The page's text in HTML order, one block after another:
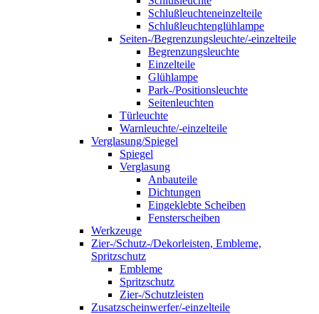
Schlußleuchteneinzelteile
Schlußleuchtenglühlampe
Seiten-/Begrenzungsleuchte/-einzelteile
Begrenzungsleuchte
Einzelteile
Glühlampe
Park-/Positionsleuchte
Seitenleuchten
Türleuchte
Warnleuchte/-einzelteile
Verglasung/Spiegel
Spiegel
Verglasung
Anbauteile
Dichtungen
Eingeklebte Scheiben
Fensterscheiben
Werkzeuge
Zier-/Schutz-/Dekorleisten, Embleme,
Spritzschutz
Embleme
Spritzschutz
Zier-/Schutzleisten
Zusatzscheinwerfer/-einzelteile